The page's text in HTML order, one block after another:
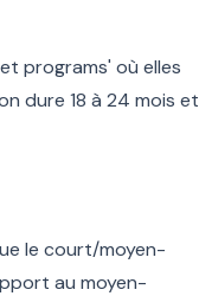
programs' où elles
dure 18 à 24 mois et
le court/moyen-
au moyen-